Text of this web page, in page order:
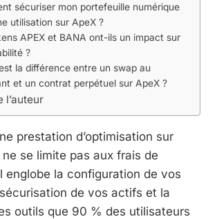
sécuriser mon portefeuille numérique
utilisation sur ApeX ?
APEX et BANA ont-ils un impact sur
?
la différence entre un swap au
et un contrat perpétuel sur ApeX ?
l’auteur
prestation d’optimisation sur
se limite pas aux frais de
englobe la configuration de vos
de vos actifs et la
outils que 90 % des utilisateurs